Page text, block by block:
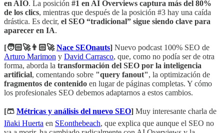
en AIO. La posición #1 en AI Overviews captura más del 80%
de los clics, mientras que después de la posición #3 hay una caída
drástica. Es decir, el SEO “tradicional” sigue siendo clave para
aparecer en IA.
[🧑🏻‍🚀👨🏻‍🚀Nace SEOnauts] Nuevo podcast 100% SEO de
Arturo Marimon y David Carrasco, que, como no podía ser de otra
forma, aborda la transformación del SEO por la inteligencia
artificial, comentando sobre "query fanout", la optimización de
fragmentos de contenido en lugar de páginas completas. Y cómo
los profesionales SEO debemos adaptarnos a estos cambios.
[🩳 Métricas y análisis del nuevo SEO] Muy interesante charla de
Iñaki Huerta en SEonthebeach, que explica que aunque el SEO no